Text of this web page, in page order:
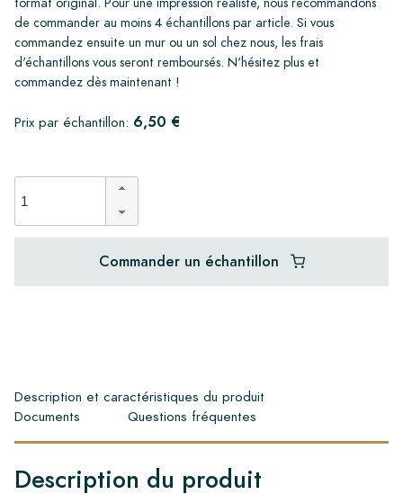
de commander au moins 4 échantillons par article. Si vous
commandez ensuite un mur ou un sol chez nous, les frais
d'échantillons vous seront remboursés. N'hésitez plus et
commandez dès maintenant !
Prix par échantillon: 6,50 €
Commander un échantillon
Description et caractéristiques du produit
Documents
Questions fréquentes
Description du produit